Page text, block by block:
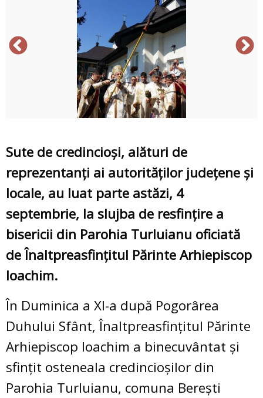
Sute de credincioși, alături de
reprezentanți ai autorităților județene și
locale, au luat parte astăzi, 4
septembrie, la slujba de resfințire a
bisericii din Parohia Turluianu oficiată
de Înaltpreasfințitul Părinte Arhiepiscop
Ioachim.
În Duminica a XI-a după Pogorârea
Duhului Sfânt, Înaltpreasfințitul Părinte
Arhiepiscop Ioachim a binecuvântat şi
sfințit osteneala credincioşilor din
Parohia Turluianu, comuna Bereşti